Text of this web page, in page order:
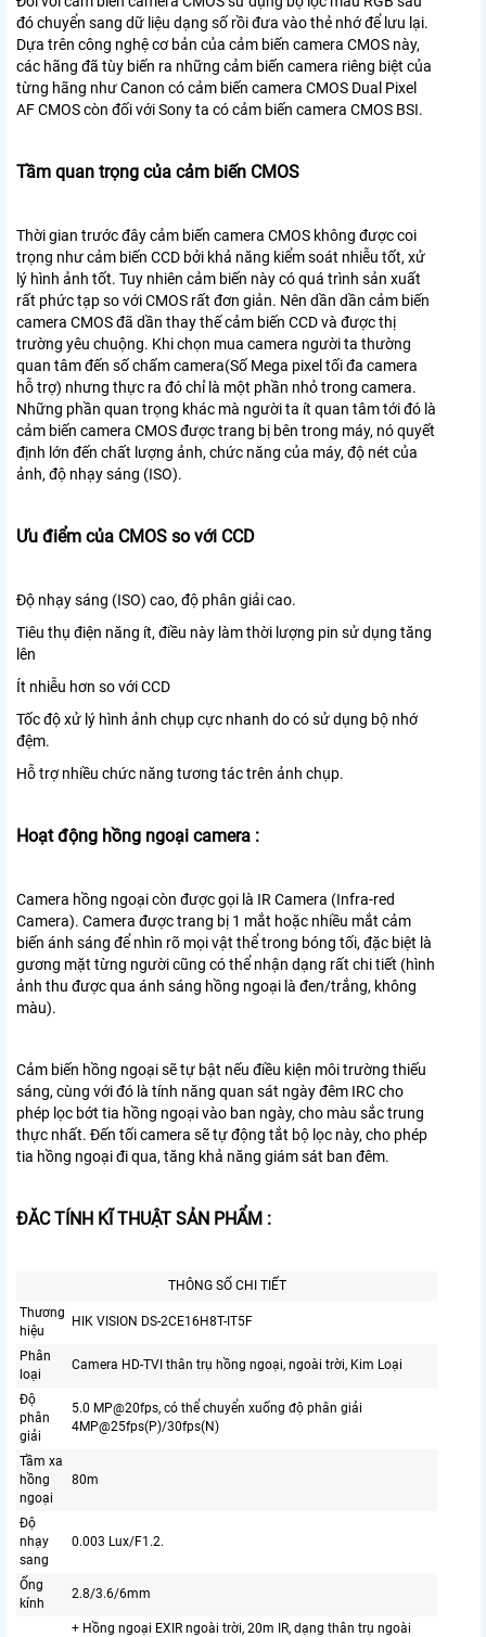
đó chuyển sang dữ liệu dạng số rồi đưa vào thẻ nhớ để lưu lại.
Dựa trên công nghệ cơ bản của cảm biến camera CMOS này,
các hãng đã tùy biến ra những cảm biến camera riêng biệt của
từng hãng như Canon có cảm biến camera CMOS Dual Pixel
AF CMOS còn đối với Sony ta có cảm biến camera CMOS BSI.
Tầm quan trọng của cảm biến CMOS
Thời gian trước đây cảm biến camera CMOS không được coi
trọng như cảm biến CCD bởi khả năng kiểm soát nhiễu tốt, xử
lý hình ảnh tốt. Tuy nhiên cảm biến này có quá trình sản xuất
rất phức tạp so với CMOS rất đơn giản. Nên dần dần cảm biến
camera CMOS đã dần thay thế cảm biến CCD và được thị
trường yêu chuộng. Khi chọn mua camera người ta thường
quan tâm đến số chấm camera(Số Mega pixel tối đa camera
hỗ trợ) nhưng thực ra đó chỉ là một phần nhỏ trong camera.
Những phần quan trọng khác mà người ta ít quan tâm tới đó là
cảm biến camera CMOS được trang bị bên trong máy, nó quyết
định lớn đến chất lượng ảnh, chức năng của máy, độ nét của
ảnh, độ nhạy sáng (ISO).
Ưu điểm của CMOS so với CCD
Độ nhạy sáng (ISO) cao, độ phân giải cao.
Tiêu thụ điện năng ít, điều này làm thời lượng pin sử dụng tăng
lên
Ít nhiễu hơn so với CCD
Tốc độ xử lý hình ảnh chụp cực nhanh do có sử dụng bộ nhớ
đệm.
Hỗ trợ nhiều chức năng tương tác trên ảnh chụp.
Hoạt động hồng ngoại camera :
Camera hồng ngoại còn được gọi là IR Camera (Infra-red
Camera). Camera được trang bị 1 mắt hoặc nhiều mắt cảm
biến ánh sáng để nhìn rõ mọi vật thể trong bóng tối, đặc biệt là
gương mặt từng người cũng có thể nhận dạng rất chi tiết (hình
ảnh thu được qua ánh sáng hồng ngoại là đen/trắng, không
màu).
Cảm biến hồng ngoại sẽ tự bật nếu điều kiện môi trường thiếu
sáng, cùng với đó là tính năng quan sát ngày đêm IRC cho
phép lọc bớt tia hồng ngoại vào ban ngày, cho màu sắc trung
thực nhất. Đến tối camera sẽ tự động tắt bộ lọc này, cho phép
tia hồng ngoại đi qua, tăng khả năng giám sát ban đêm.
ĐĂC TÍNH KĨ THUẬT SẢN PHẨM :
THÔNG SỐ CHI TIẾT
Thương
hiệu
HIK VISION DS-2CE16H8T-IT5F
Phân
loại
Camera HD-TVI thân trụ hồng ngoại, ngoài trời, Kim Loại
Độ
phân
giải
5.0 MP@20fps, có thể chuyển xuống độ phân giải
4MP@25fps(P)/30fps(N)
Tầm xa
hồng
ngoại
80m
Độ
nhạy
sang
0.003 Lux/F1.2.
Ống
kính
2.8/3.6/6mm
+ Hồng ngoại EXIR ngoài trời, 20m IR, dạng thân trụ ngoài